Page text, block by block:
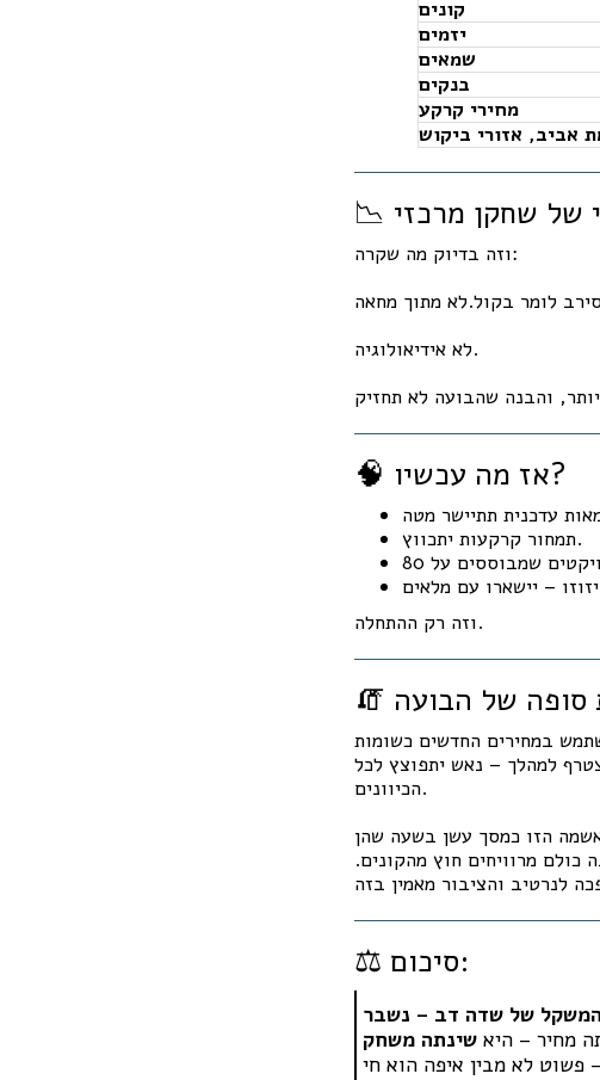
קונים
יזמים
שמאים
בנקים
מחירי קרקע
אביב, אזורי ביקוש
של שחקן מרכזי
וזה בדיוק מה שקרה:
לא אידיאולוגיה.
🧠 אז מה עכשיו?
תמחור קרקעות יתכווץ.
וזה רק ההתחלה.
במחירים החדשים כשומות
למהלך – נאש יתפוצץ לכל
הכיוונים.
הזו כמסך עשן בשעה שהן
פעולה ממנה כולם מרוויחים חוץ מהקונים.
⚖️ סיכום:
מחיר – היא